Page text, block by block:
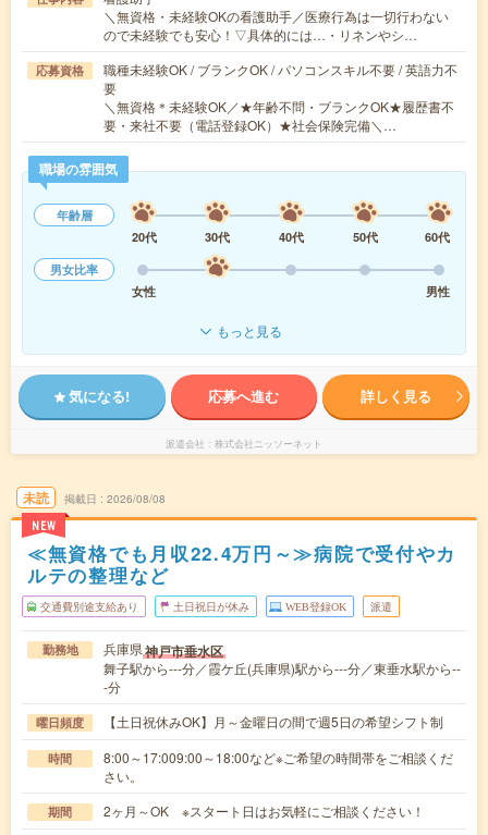
＼無資格・未経験OKの看護助手／医療行為は一切行わない
ので未経験でも安心！▽具体的には…・リネンやシ…
応募資格
職種未経験OK / ブランクOK / パソコンスキル不要 / 英語力不
要
＼無資格＊未経験OK／★年齢不問・ブランクOK★履歴書不
要・来社不要（電話登録OK）★社会保険完備＼…
職場の雰囲気
年齢層
20代
30代 40代 50代
60代
男女比率
女性
男性
もっと見る
気になる! 応募へ進む 詳しく見る
派遣会社 株式会社ニッソーネット
未読
NEW
掲載日 2026/08/08
≪無資格でも月収22.4万円～≫病院で受付やカ
ルテの整理など
交通費別途支給あり 土日祝日が休み WEB登録OK 派遣
勤務地 兵庫県神戸市垂水区
舞子駅から---分／霞ケ丘(兵庫県)駅から---分／東垂水駅から--
-分
曜日頻度 【土日祝休みOK】月～金曜日の間で週5日の希望シフト制
時間
8:00～17:009:00～18:00など※ご希望の時間帯をご相談くだ
さい。
期間 2ヶ月～OK ※スタート日はお気軽にご相談ください！